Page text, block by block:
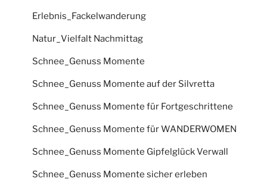
Erlebnis_Fackelwanderung
Natur_Vielfalt Nachmittag
Schnee_Genuss Momente
Schnee_Genuss Momente auf der Silvretta
Schnee_Genuss Momente für Fortgeschrittene
Schnee_Genuss Momente für WANDERWOMEN
Schnee_Genuss Momente Gipfelglück Verwall
Schnee_Genuss Momente sicher erleben